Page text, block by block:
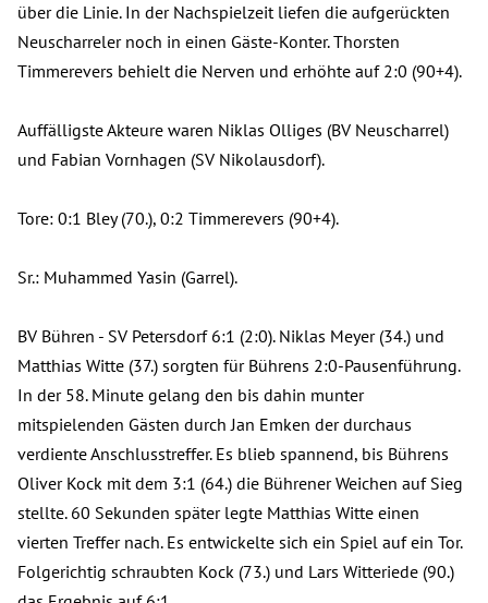
über die Linie. In der Nachspielzeit liefen die aufgerückten
Neuscharreler noch in einen Gäste-Konter. Thorsten
Timmerevers behielt die Nerven und erhöhte auf 2:0 (90+4).
Auffälligste Akteure waren Niklas Olliges (BV Neuscharrel)
und Fabian Vornhagen (SV Nikolausdorf).
Tore: 0:1 Bley (70.), 0:2 Timmerevers (90+4).
Sr.: Muhammed Yasin (Garrel).
BV Bühren - SV Petersdorf 6:1 (2:0). Niklas Meyer (34.) und
Matthias Witte (37.) sorgten für Bührens 2:0-Pausenführung.
In der 58. Minute gelang den bis dahin munter
mitspielenden Gästen durch Jan Emken der durchaus
verdiente Anschlusstreffer. Es blieb spannend, bis Bührens
Oliver Kock mit dem 3:1 (64.) die Bührener Weichen auf Sieg
stellte. 60 Sekunden später legte Matthias Witte einen
vierten Treffer nach. Es entwickelte sich ein Spiel auf ein Tor.
Folgerichtig schraubten Kock (73.) und Lars Witteriede (90.)